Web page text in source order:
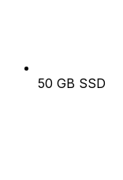
50 GB SSD